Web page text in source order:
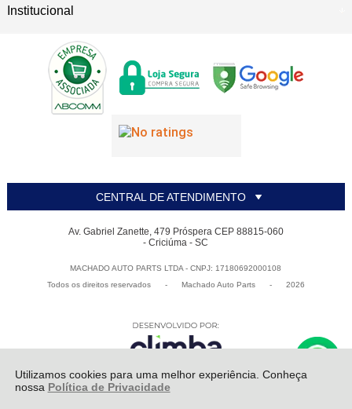
Utilizamos cookies para uma melhor experiência. Conheça
nossa Política de Privacidade
Institucional
CENTRAL DE ATENDIMENTO
Av. Gabriel Zanette, 479 Próspera CEP 88815-060
- Criciúma - SC
MACHADO AUTO PARTS LTDA - CNPJ: 17180692000108
Todos os direitos reservados
- Machado Auto Parts - 2026